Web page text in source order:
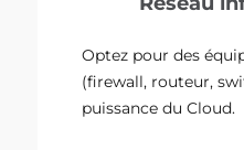
Optez pour des
(firewall, routeur,
puissance du Cloud.